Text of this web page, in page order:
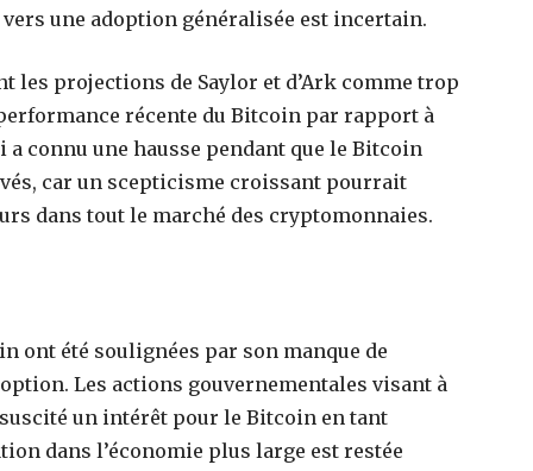
une adoption généralisée est incertain.
les projections de Saylor et d’Ark comme trop
récente du Bitcoin par rapport à
connu une hausse pendant que le Bitcoin
car un scepticisme croissant pourrait
dans tout le marché des cryptomonnaies.
ont été soulignées par son manque de
Les actions gouvernementales visant à
un intérêt pour le Bitcoin en tant
dans l’économie plus large est restée